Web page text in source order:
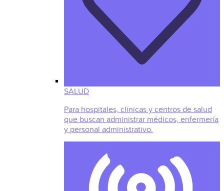
SALUD
Para hospitales, clínicas y centros de salud
que buscan administrar médicos, enfermería
y personal administrativo.